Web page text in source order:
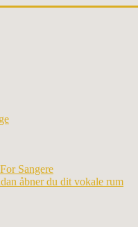
Sangere
åbner du dit vokale rum